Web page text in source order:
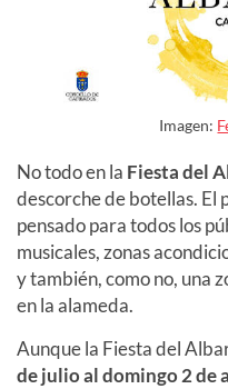
Imagen:
No todo en la Fiesta del
descorche de botellas. El
pensado para todos los
musicales, zonas
y también, como no, una
en la alameda.
Aunque la Fiesta del
de julio al domingo 2 de